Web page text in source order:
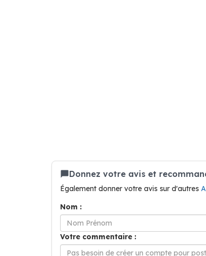
Donnez votre avis et
Également donner votre avis sur d'autres
Nom :
Votre commentaire :